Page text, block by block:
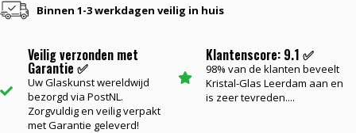
Binnen 1-3 werkdagen veilig in huis
Veilig verzonden met
Garantie ✅
Uw Glaskunst wereldwijd
bezorgd via PostNL.
Zorgvuldig en veilig verpakt
met Garantie geleverd!
Klantenscore: 9.1 ✅
98% van de klanten beveelt
Kristal-Glas Leerdam aan en
is zeer tevreden....